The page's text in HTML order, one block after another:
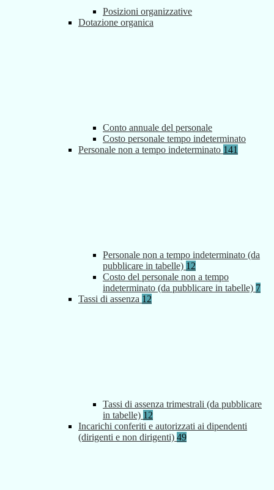
Posizioni organizzative
Dotazione organica
Conto annuale del personale
Costo personale tempo indeterminato
Personale non a tempo indeterminato 141
Personale non a tempo indeterminato (da
pubblicare in tabelle) 12
Costo del personale non a tempo
indeterminato (da pubblicare in tabelle) 7
Tassi di assenza 12
Tassi di assenza trimestrali (da pubblicare
in tabelle) 12
Incarichi conferiti e autorizzati ai dipendenti
(dirigenti e non dirigenti) 49